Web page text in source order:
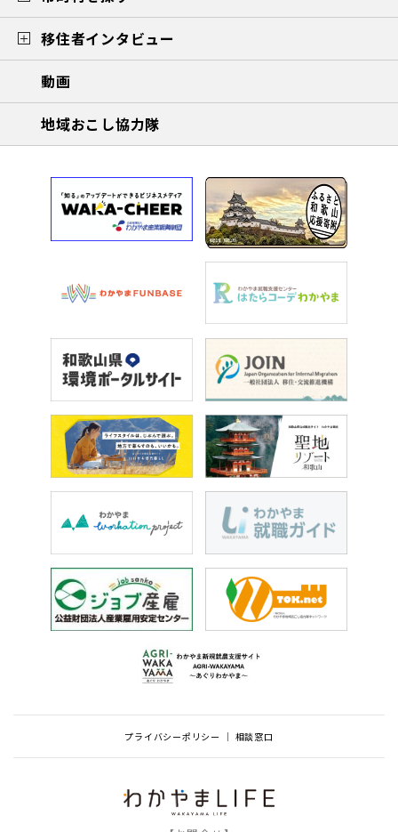
移住者インタビュー
動画
地域おこし協力隊
プライバシーポリシー 相談窓口